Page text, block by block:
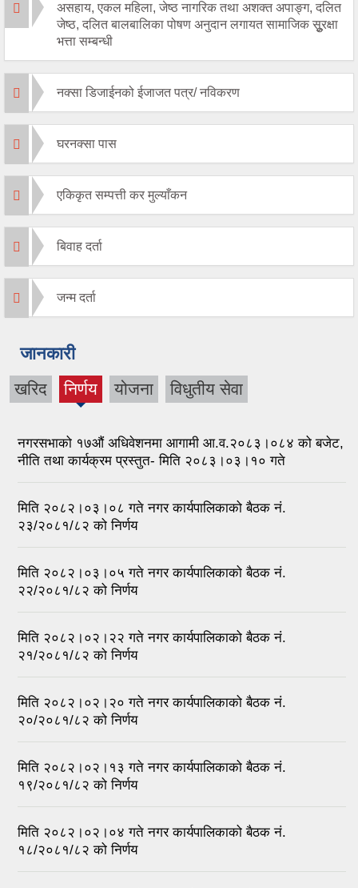
असहाय, एकल महिला, जेष्ठ नागरिक तथा अशक्त अपाङ्ग, दलित
जेष्ठ, दलित बालबालिका पोषण अनुदान लगायत सामाजिक सू‍ुरक्षा
भत्ता सम्बन्धी
नक्सा डिजाईनको ईजाजत पत्र/ नविकरण
घरनक्सा पास
एकिकृत सम्पत्ती कर मुल्याँकन
बिवाह दर्ता
जन्म दर्ता
जानकारी
खरिद निर्णय
(active
योजना विधुतीय सेवा
नगरसभाको १७औं अधिवेशनमा आगामी आ.व.२०८३।०८४ को बजेट,
नीति तथा कार्यक्रम प्रस्तुत- मिति २०८३।०३।१० गते
मिति २०८२।०३।०८ गते नगर कार्यपालिकाको बैठक नं.
२३/२०८१/८२ को निर्णय
मिति २०८२।०३।०५ गते नगर कार्यपालिकाको बैठक नं.
२२/२०८१/८२ को निर्णय
मिति २०८२।०२।२२ गते नगर कार्यपालिकाको बैठक नं.
२१/२०८१/८२ को निर्णय
मिति २०८२।०२।२० गते नगर कार्यपालिकाको बैठक नं.
२०/२०८१/८२ को निर्णय
मिति २०८२।०२।१३ गते नगर कार्यपालिकाको बैठक नं.
१९/२०८१/८२ को निर्णय
मिति २०८२।०२।०४ गते नगर कार्यपालिकाको बैठक नं.
१८/२०८१/८२ को निर्णय